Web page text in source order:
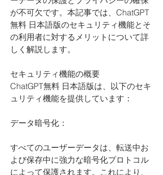
が不可欠です。本記事では、ChatGPT
無料 日本語版のセキュリティ機能とそ
の利用者に対するメリットについて詳
しく解説します。
セキュリティ機能の概要
ChatGPT無料 日本語版は、以下のセキ
ュリティ機能を提供しています：
データ暗号化：
すべてのユーザーデータは、転送中お
よび保存中に強力な暗号化プロトコル
によって保護されます。これにより、